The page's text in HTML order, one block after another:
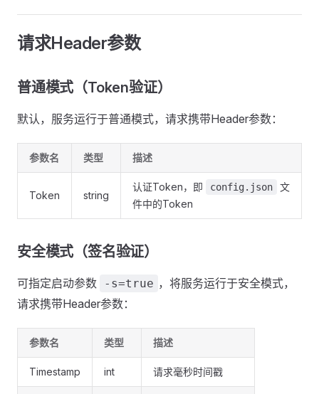
请求Header参数
普通模式（Token验证）
默认，服务运行于普通模式，请求携带Header参数：
参数名 类型 描述
Token string
认证Token，即 config.json
文
件中的Token
安全模式（签名验证）
可指定启动参数 -s=true ，将服务运行于安全模式，
请求携带Header参数：
参数名 类型 描述
Timestamp int 请求毫秒时间戳